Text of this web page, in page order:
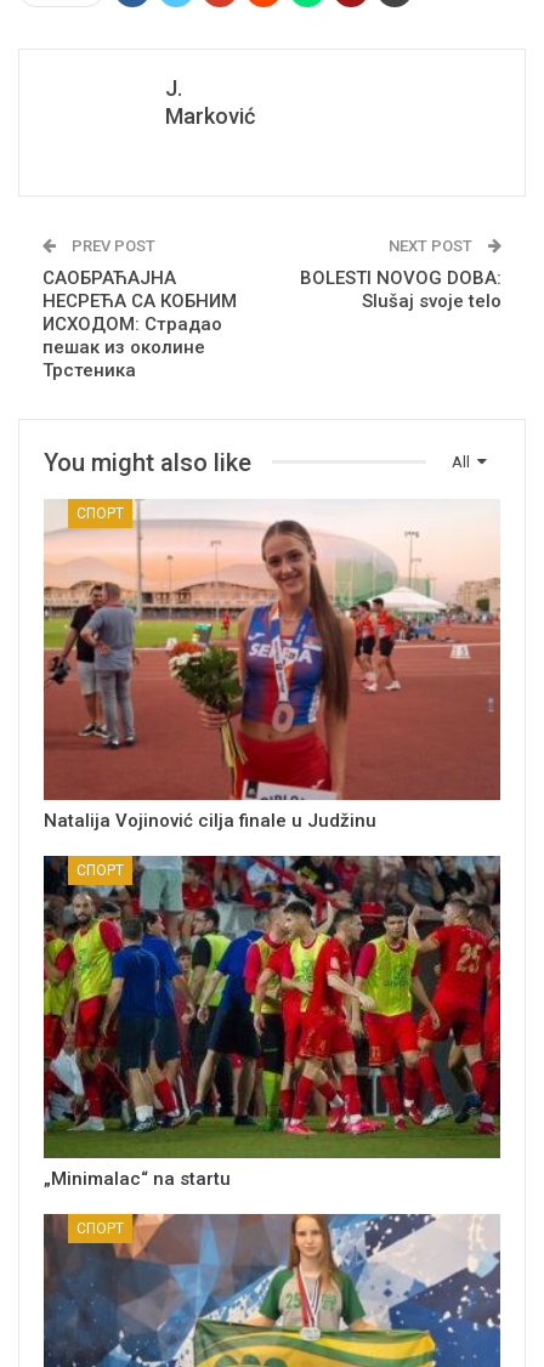
J.
Marković
PREV POST
САОБРАЋАЈНА
НЕСРЕЋА СА КОБНИМ
ИСХОДОМ: Страдао
пешак из околине
Трстеника
NEXT POST
BOLESTI NOVOG DOBA:
Slušaj svoje telo
All
You might also like
СПОРТ
Natalija Vojinović cilja finale u Judžinu
СПОРТ
„Minimalac“ na startu
СПОРТ